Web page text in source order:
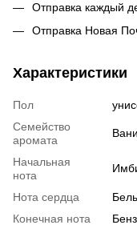
Отправка каждый
Отправка Новая
Характеристики
Пол
Семейство
аромата
Начальная
нота
Нота сердца
Конечная нота